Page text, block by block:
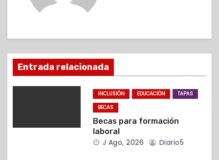
i
ó
n
e
Entrada relacionada
INCLUSIÓN EDUCACIÓN
TAPAS
BECAS
Becas para formación
laboral
J Ago, 2026 Diario5